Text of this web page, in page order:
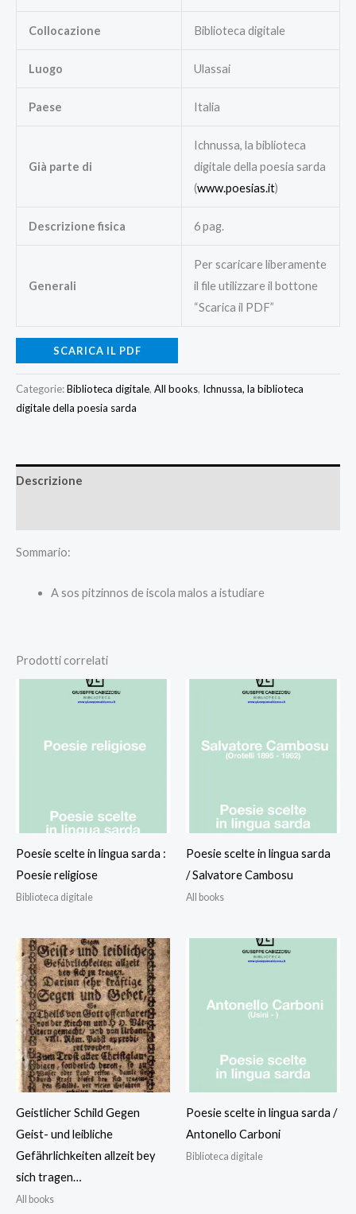
Collocazione Biblioteca digitale
Luogo Ulassai
Paese Italia
Già parte di
Ichnussa, la biblioteca
digitale della poesia sarda
(www.poesias.it)
Descrizione fisica 6 pag.
Generali
Per scaricare liberamente
il file utilizzare il bottone
“Scarica il PDF”
SCARICA IL PDF
Categorie:Biblioteca digitale, All books, Ichnussa, la biblioteca
digitale della poesia sarda
Descrizione
Sommario:
A sos pitzinnos de iscola malos a istudiare
Prodotti correlati
Poesie scelte in lingua sarda :
Poesie religiose
Biblioteca digitale
Poesie scelte in lingua sarda
/ Salvatore Cambosu
All books
Geistlicher Schild Gegen
Geist- und leibliche
Gefährlichkeiten allzeit bey
sich tragen…
All books
Poesie scelte in lingua sarda /
Antonello Carboni
Biblioteca digitale